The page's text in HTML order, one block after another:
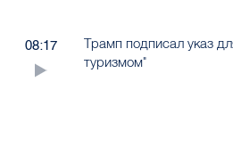
08:17
Трамп подписал указ
туризмом"